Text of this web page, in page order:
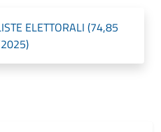
ELETTORALI (74,85